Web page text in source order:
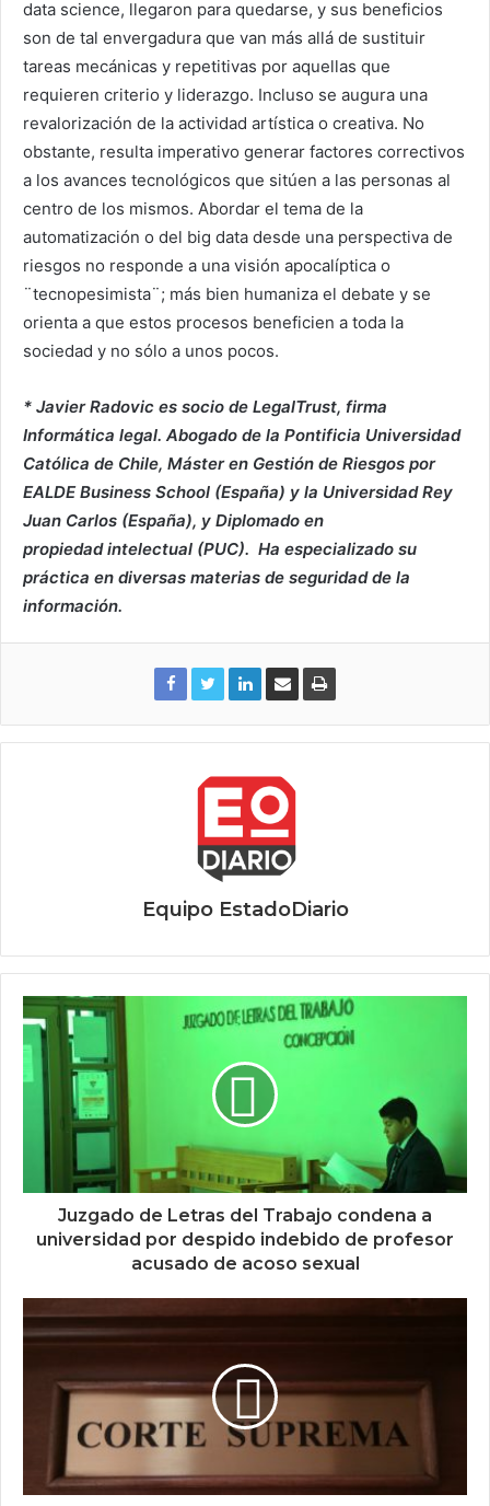
data science, llegaron para quedarse, y sus beneficios
son de tal envergadura que van más allá de sustituir
tareas mecánicas y repetitivas por aquellas que
requieren criterio y liderazgo. Incluso se augura una
revalorización de la actividad artística o creativa. No
obstante, resulta imperativo generar factores correctivos
a los avances tecnológicos que sitúen a las personas al
centro de los mismos. Abordar el tema de la
automatización o del big data desde una perspectiva de
riesgos no responde a una visión apocalíptica o
¨tecnopesimista¨; más bien humaniza el debate y se
orienta a que estos procesos beneficien a toda la
sociedad y no sólo a unos pocos.
* Javier Radovic es socio de LegalTrust, firma
Informática legal. Abogado de la Pontificia Universidad
Católica de Chile, Máster en Gestión de Riesgos por
EALDE Business School (España) y la Universidad Rey
Juan Carlos (España), y Diplomado en
propiedad intelectual (PUC). Ha especializado su
práctica en diversas materias de seguridad de la
información.
Equipo EstadoDiario
Juzgado de Letras del Trabajo condena a
universidad por despido indebido de profesor
acusado de acoso sexual